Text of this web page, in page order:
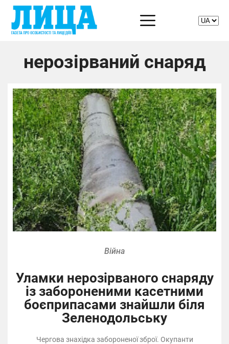
нерозірваний снаряд
Війна
Уламки нерозірваного снаряду
із забороненими касетними
боєприпасами знайшли біля
Зеленодольську
Чергова знахідка забороненої зброї. Окупанти